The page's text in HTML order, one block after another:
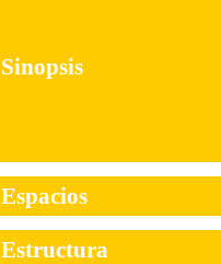
Sinopsis
Espacios
Estructura